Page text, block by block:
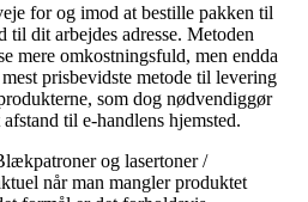
for og imod at bestille pakken til
dit arbejdes adresse. Metoden
mere omkostningsfuld, men endda
prisbevidste metode til levering
som dog nødvendiggør
til e-handlens hjemsted.
og lasertoner /
når man mangler produktet